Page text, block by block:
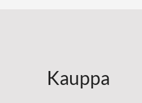
Kauppa